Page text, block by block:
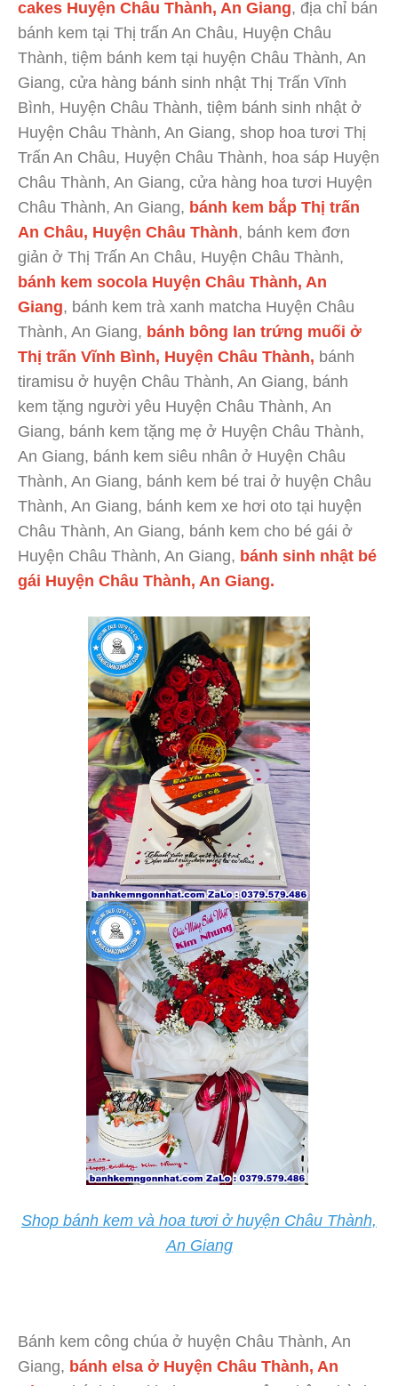
cakes Huyện Châu Thành, An Giang, địa chỉ bán
bánh kem tại Thị trấn An Châu, Huyện Châu
Thành, tiệm bánh kem tại huyện Châu Thành, An
Giang, cửa hàng bánh sinh nhật Thị Trấn Vĩnh
Bình, Huyện Châu Thành, tiệm bánh sinh nhật ở
Huyện Châu Thành, An Giang, shop hoa tươi Thị
Trấn An Châu, Huyện Châu Thành, hoa sáp Huyện
Châu Thành, An Giang, cửa hàng hoa tươi Huyện
Châu Thành, An Giang, bánh kem bắp Thị trấn
An Châu, Huyện Châu Thành, bánh kem đơn
giản ở Thị Trấn An Châu, Huyện Châu Thành,
bánh kem socola Huyện Châu Thành, An
Giang, bánh kem trà xanh matcha Huyện Châu
Thành, An Giang, bánh bông lan trứng muối ở
Thị trấn Vĩnh Bình, Huyện Châu Thành, bánh
tiramisu ở huyện Châu Thành, An Giang, bánh
kem tặng người yêu Huyện Châu Thành, An
Giang, bánh kem tặng mẹ ở Huyện Châu Thành,
An Giang, bánh kem siêu nhân ở Huyện Châu
Thành, An Giang, bánh kem bé trai ở huyện Châu
Thành, An Giang, bánh kem xe hơi oto tại huyện
Châu Thành, An Giang, bánh kem cho bé gái ở
Huyện Châu Thành, An Giang, bánh sinh nhật bé
gái Huyện Châu Thành, An Giang.
Shop bánh kem và hoa tươi ở huyện Châu Thành,
An Giang
Bánh kem công chúa ở huyện Châu Thành, An
Giang, bánh elsa ở Huyện Châu Thành, An